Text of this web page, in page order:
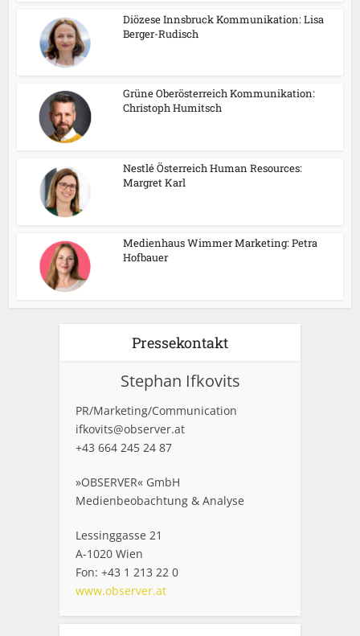
Diözese Innsbruck Kommunikation: Lisa
Berger-Rudisch
Grüne Oberösterreich Kommunikation:
Christoph Humitsch
Nestlé Österreich Human Resources:
Margret Karl
Medienhaus Wimmer Marketing: Petra
Hofbauer
Pressekontakt
Stephan Ifkovits
PR/Marketing/Communication
ifkovits@observer.at
+43 664 245 24 87
»OBSERVER« GmbH
Medienbeobachtung & Analyse
Lessinggasse 21
A-1020 Wien
Fon: +43 1 213 22 0
www.observer.at